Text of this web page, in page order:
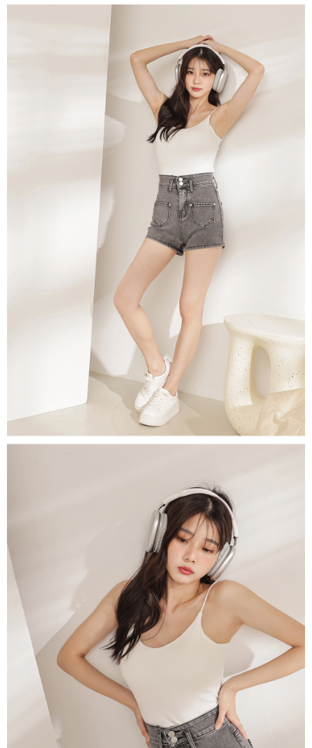
diperlukan untuk pengebilan ansuran, termasuk pengesahan,
Untuk terma perkhidmatan penuh, sila rujuk pautan berikut:
" target="_blank" class="link revert-
【Panduan Penggunaan Pembayaran Ansuran Gogo】
1. Perkhidmatan ini disediakan oleh Taiwan Mobile, pengguna telefon
mudah alih boleh segera menggunakan tanpa perlu memohon lagi.
(Hanya untuk nombor langganan peribadi, tidak terbuka untuk syarikat
2. Pilihan kaedah pembayaran "Pembayaran Ansuran Gogo", selepas
pesanan ditubuhkan, akan secara automatik dialihkan ke proses
transaksi Gogo, selepas pengesahan nombor telefon, pilih bilangan
ansuran yang diingini, tarikh akhir pembayaran, dan setelah
mengesahkan pembayaran, transaksi akan selesai.
3. Jumlah kelulusan sebenar, bilangan ansuran dan jumlah bayaran
adalah berdasarkan halaman pengesahan transaksi seterusnya.
4. Dalam masa 30 minit selepas pesanan ditubuhkan, jika tidak pergi
untuk mengesahkan transaksi atau jika tidak lulus semakan, pesanan
akan dibatalkan secara automatik. Jika terdapat situasi "pindah untuk
semakan khusus" yang tidak lulus, ini menunjukkan bahawa sistem
penilaian tidak mencukupi, tiada penjelasan mengenai kandungan
【Penerangan Kaedah Pembayaran】
1. Pembayaran ansuran tidak digabungkan dalam bil telekomunikasi,
"Pembayaran Ansuran Gogo" akan menghantar SMS peringatan
pembayaran selepas tarikh penyelesaian bulanan.
2. Melalui pautan SMS untuk membuka bil, anda boleh memilih untuk
membayar melalui "Kod bar kedai serbaneka / Kedai rasmi Taiwan
Mobile / Pemindahan bank / Pembayaran J街口 / iPASS MONEY" dan
membolehkan pengguna membeli produk atau perkhidmatan melalui
perkhidmatan ini semasa transaksi, dan kedai akan menyerahkan hak
tuntutan harga jual/beli ansuran kepada syarikat ini untuk membayar bil
2. Berdasarkan tujuan kontrak persetujuan pembayaran menggunakan
"Pembayaran Ansuran Gogo", kedai akan memberikan maklumat peribadi
anda (termasuk nama, telefon atau alamat) kepada Taiwan Mobile untuk
pengumpulan, pemprosesan dan penggunaan, untuk pengesahan,
semakan dan pembetulan data yang diperlukan untuk bil ansuran oleh
Taiwan Mobile.
3. Sila baca syarat perkhidmatan pengguna secara lengkap melalui
pautan berikut: https://oppay.tw/userRule
Data Peribadi, Pemprosesan, Penggunaan"
(https://aftee.tw/privacypolicy/
Jumlah yang diperakui untuk pengguna kali pertama yang lulus
kelulusan boleh sehingga NT$10,000. Jika pengguna tidak membuat
pembayaran dalam tempoh tersebut, yuran pembayaran lewat sebanyak
20% setahun akan dikenakan. Pengguna bawah umur dikehendaki
mendapatkan kebenaran daripada ibu bapa atau penjaga yang sah
untuk menggunakan AFTEE.
cs_tw@netprotections.co.jp
mempunyai sebarang kebimbangan mengenai pemprosesan dan
penggunaan pada data peribadi. Jika anda tidak bersetuju dengan data
peribadi yang disenaraikan seperti di atas akan dikumpul dan digunakan
oleh AFTEE, sila jangan gunakan perkhidmatan ini.